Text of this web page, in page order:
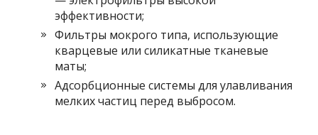
эффективности;
Фильтры мокрого типа, использующие
кварцевые или силикатные тканевые
маты;
Адсорбционные системы для улавливания
мелких частиц перед выбросом.